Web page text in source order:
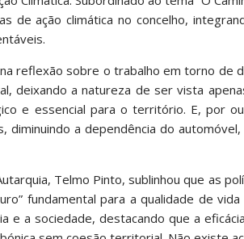
de ação climática no concelho,
reflexão sobre o trabalho em torno de
deixando a natureza de ser vista
e essencial para o território. E, por
diminuindo a dependência do
Telmo Pinto, sublinhou que as
fundamental para a qualidade de
e a sociedade, destacando que a